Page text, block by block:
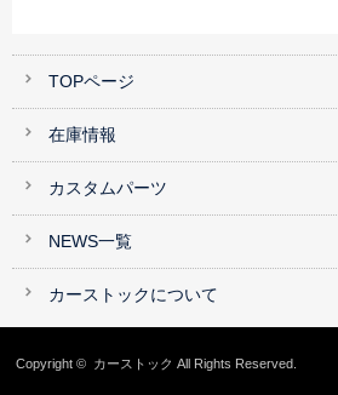
TOPページ
在庫情報
カスタムパーツ
NEWS一覧
カーストックについて
Copyright © カーストック All Rights Reserved.